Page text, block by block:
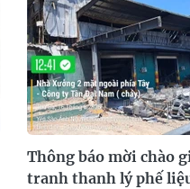
Thông báo mời chào
tranh thanh lý phế